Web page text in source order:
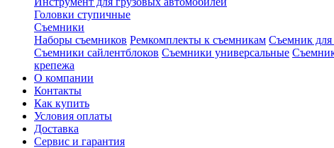
Головки ступичные
Съемники
Наборы съемников Ремкомплекты к съемникам Съемник для
Съемники сайлентблоков Съемники универсальные
крепежа
О компании
Контакты
Как купить
Условия оплаты
Доставка
Сервис и гарантия